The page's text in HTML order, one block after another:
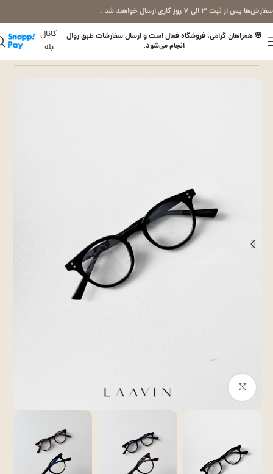
سفارش‌ها پس از ثبت ۳ الی ۷ روز کاری ارسال خواهند شد .
🌸 همراهان گرامی، فروشگاه فعال است و ارسال سفارشات طبق روال
انجام می‌شود.
کانال
بله
خانه عینک بلوکات (طبی)
بزرگنمایی تصویر